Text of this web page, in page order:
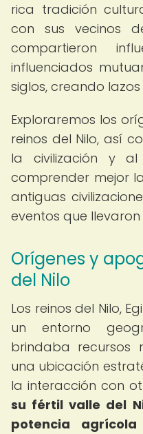
rica tradición
con sus vecinos
compartieron
influenciados
siglos, creando
Exploraremos los
reinos del Nilo, así
la civilización y
comprender mejor
antiguas
eventos que llevaron
Orígenes y
del Nilo
Los reinos del Nilo,
un entorno
brindaba recursos
una ubicación
la interacción con
su fértil valle del
potencia